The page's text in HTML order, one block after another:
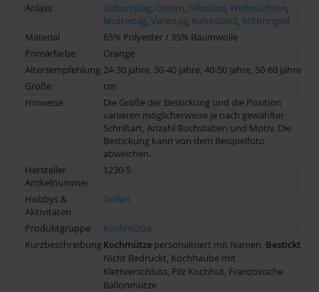
Anlass
Geburtstag, Ostern, Nikolaus, Weihnachten,
Muttertag, Vatertag, Ruhestand, Mitbringsel
Material
65% Polyester / 35% Baumwolle
Primärfarbe
Orange
Altersempfehlung 24-30 Jahre, 30-40 Jahre, 40-50 Jahre, 50-60 Jahre
Größe
cm
Hinweise
Die Größe der Bestickung und die Position
variieren möglicherweise je nach gewählter
Schriftart, Anzahl Buchstaben und Motiv. Die
Bestickung kann von dem Beispielfoto
abweichen.
Hersteller
Artikelnummer
1230-5
Hobbys &
Aktivitäten
Grillen
Produktgruppe
Kochmütze
KurzbeschreibungKochmütze personalisiert mit Namen, Bestickt
Nicht Bedruckt, Kochhaube mit
Klettverschluss, Pilz Kochhut, Französische
Ballonmütze